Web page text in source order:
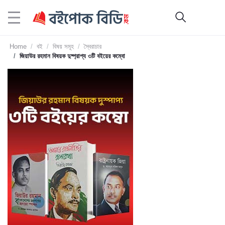
Home বই বিষয় সমূহ
স্বৈরাচার
জিয়াউর রহমান বিষয়ক দুষ্প্রাপ্য ৩টি বইয়ের কম্বো